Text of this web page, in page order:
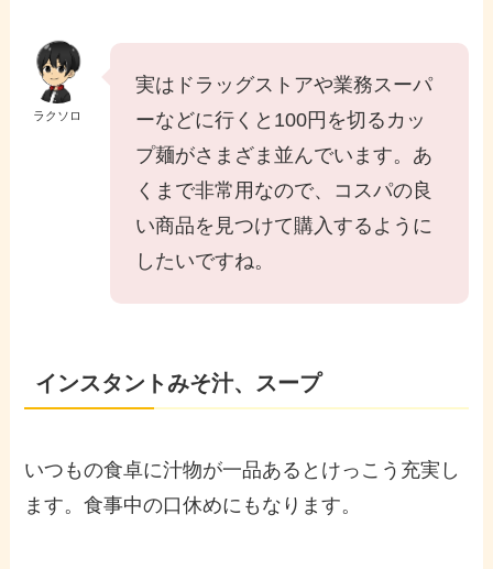
ラクソロ
実はドラッグストアや業務スーパ
ーなどに行くと100円を切るカッ
プ麺がさまざま並んでいます。あ
くまで非常用なので、コスパの良
い商品を見つけて購入するように
したいですね。
インスタントみそ汁、スープ
いつもの食卓に汁物が一品あるとけっこう充実し
ます。食事中の口休めにもなります。